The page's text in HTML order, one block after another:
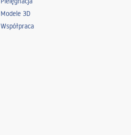
Modele 3D
Współpraca